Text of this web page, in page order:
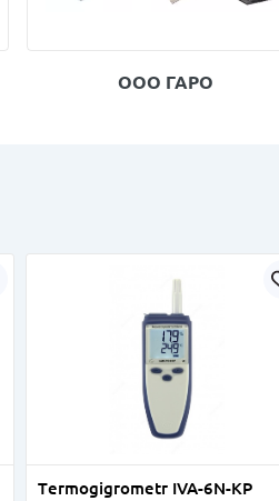
ООО ГАРО
Tеrmogigrometr IVA-6N-KP